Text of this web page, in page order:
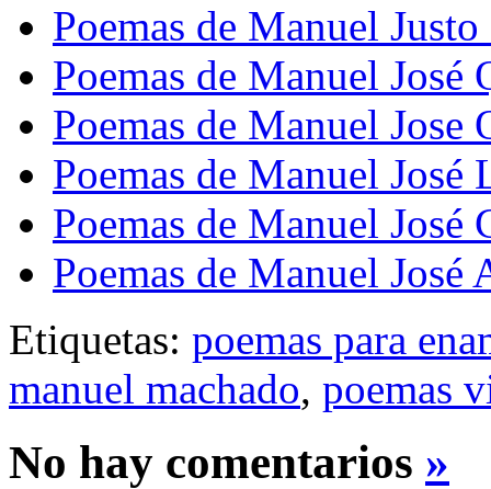
Poemas de Manuel
Poemas de Manuel José
Poemas de Manuel Jose
Poemas de Manuel José
Poemas de Manuel José
Poemas de Manuel José
Etiquetas: poemas para
manuel machado, poemas
No hay comentarios »